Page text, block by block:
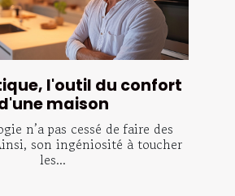
l'outil du confort
maison
n’a pas cessé de faire des
son ingéniosité à toucher
les...